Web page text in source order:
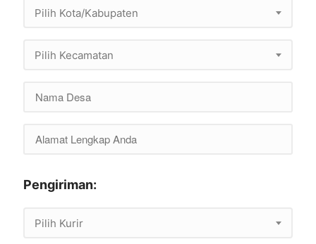
Pilih Kota/Kabupaten
Pilih Kecamatan
Pengiriman:
Pilih Kurir